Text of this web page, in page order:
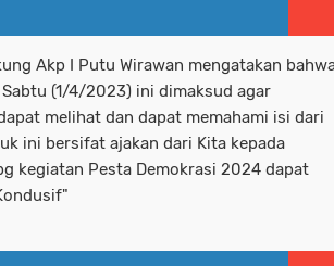
Akp I Putu Wirawan mengatakan
(1/4/2023) ini dimaksud agar
melihat dan dapat memahami isi dari
ini bersifat ajakan dari Kita kepada
kegiatan Pesta Demokrasi 2024 dapat